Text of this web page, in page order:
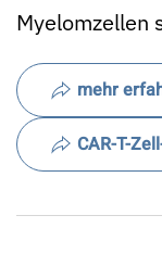
Myelomzellen
mehr
CAR-T-